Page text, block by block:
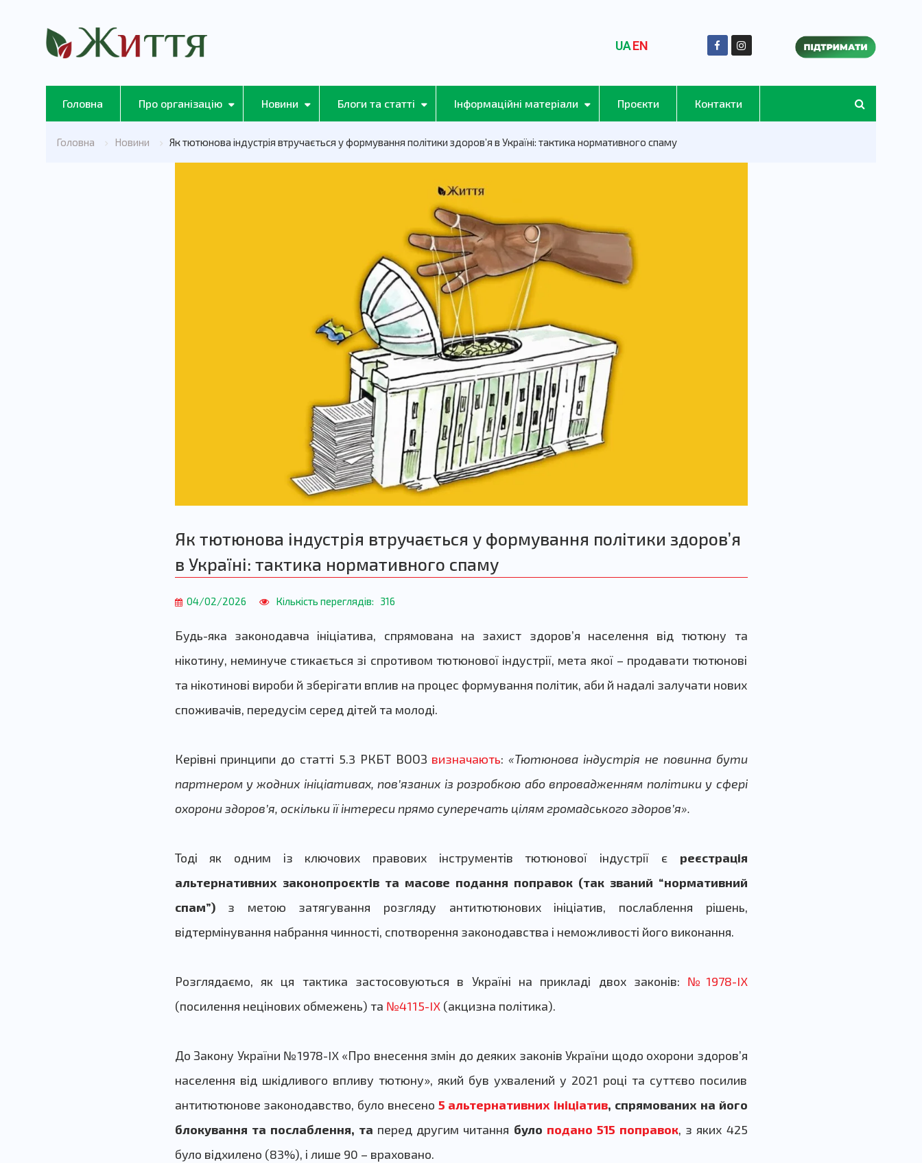
UAEN
Головна Про організацію Новини Блоги та статті Інформаційні матеріали Проєкти Контакти
Головна Новини Як тютюнова індустрія втручається у формування політики здоровʼя в Україні: тактика нормативного спаму
Як тютюнова індустрія втручається у формування політики здоровʼя
в Україні: тактика нормативного спаму
04/02/2026 Кількість переглядів: 316
Будь-яка законодавча ініціатива, спрямована на захист здоров’я населення від тютюну та
нікотину, неминуче стикається зі спротивом тютюнової індустрії, мета якої – продавати тютюнові
та нікотинові вироби й зберігати вплив на процес формування політик, аби й надалі залучати нових
споживачів, передусім серед дітей та молоді.
Керівні принципи до статті 5.3 РКБТ ВООЗ визначають:«​​Тютюнова індустрія не повинна бути
партнером у жодних ініціативах, пов’язаних із розробкою або впровадженням політики у сфері
охорони здоров’я, оскільки її інтереси прямо суперечать цілям громадського здоров’я».
Тоді як одним із ключових правових інструментів тютюнової індустрії є реєстрація
альтернативних законопроєктів та масове подання поправок (так званий “нормативний
спам”)з метою затягування розгляду антитютюнових ініціатив, послаблення рішень,
відтермінування набрання чинності, спотворення законодавства і неможливості його виконання.
Розглядаємо, як ця тактика застосовуються в Україні на прикладі двох законів: №1978-IX
(посилення нецінових обмежень) та №4115-IX(акцизна політика).
До Закону України №1978-IX «Про внесення змін до деяких законів України щодо охорони здоров’я
населення від шкідливого впливу тютюну», який був ухвалений у 2021 році та суттєво посилив
антитютюнове законодавство, було внесено 5 альтернативних ініціатив, спрямованих на його
блокування та послаблення, та перед другим читання було подано 515 поправок, з яких 425
було відхилено (83%), і лише 90 – враховано.